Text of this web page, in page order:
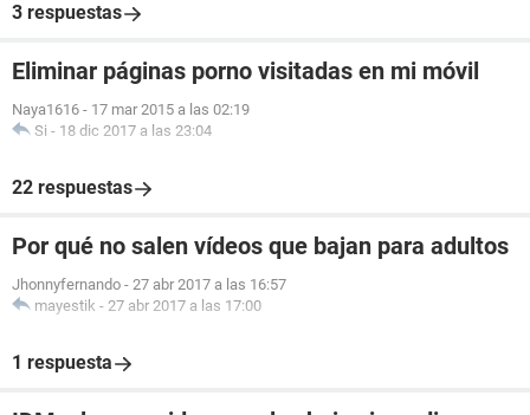
3 respuestas
Eliminar páginas porno visitadas en mi móvil
Naya1616 - 17 mar 2015 a las 02:19
Si - 18 dic 2017 a las 23:04
22 respuestas
Por qué no salen vídeos que bajan para adultos
Jhonnyfernando - 27 abr 2017 a las 16:57
mayestik - 27 abr 2017 a las 17:00
1 respuesta